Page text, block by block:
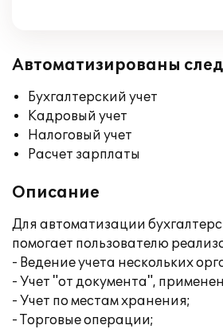
Автоматизированы
Бухгалтерский учет
Кадровый учет
Налоговый учет
Расчет зарплаты
Описание
Для автоматизации
помогает пользователю
- Ведение учета нескольких
- Учет "от документа",
- Учет по местам хранения;
- Торговые операции;